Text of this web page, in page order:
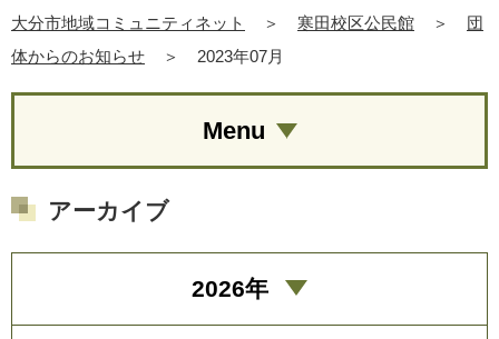
大分市地域コミュニティネット ＞ 寒田校区公民館 ＞
団
体からのお知らせ
＞ 2023年07月
Menu
アーカイブ
2026年